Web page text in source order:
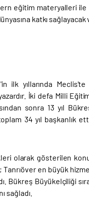
eğitim materyalleri
katkı
ilk yıllarında Meclis'te
İki defa Milli Eğitim
sonra 13 yıl
34 yıl başkanlık
olarak gösterilen
Tanrıöver en büyük
Bükreş Büyükelçiliği
sağladı.